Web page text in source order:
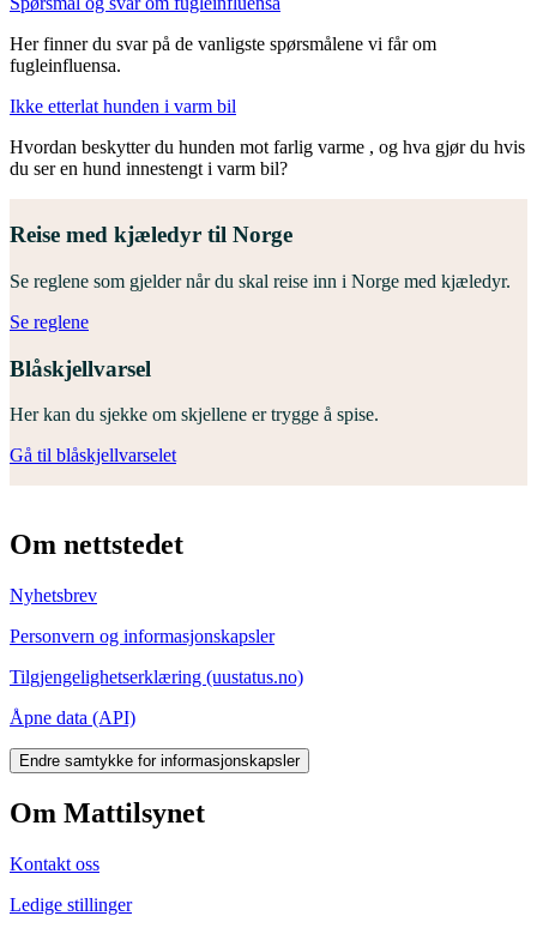
Her finner du svar på de vanligste spørsmålene vi får om
fugleinfluensa.
Ikke etterlat hunden i varm bil
Hvordan beskytter du hunden mot farlig varme , og hva gjør du hvis
du ser en hund innestengt i varm bil?
Reise med kjæledyr til Norge
Se reglene som gjelder når du skal reise inn i Norge med kjæledyr.
Se reglene
Blåskjellvarsel
Her kan du sjekke om skjellene er trygge å spise.
Gå til blåskjellvarselet
Om nettstedet
Nyhetsbrev
Personvern og informasjonskapsler
Tilgjengelighetserklæring (uustatus.no)
Åpne data (API)
Endre samtykke for informasjonskapsler
Om Mattilsynet
Kontakt oss
Ledige stillinger